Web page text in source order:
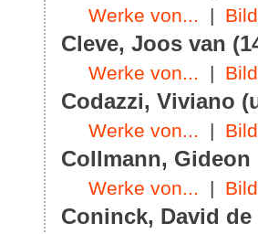
Werke von... |
Cleve, Joos van
Werke von... |
Codazzi, Viviano
Werke von... |
Collmann, Gideon
Werke von... |
Coninck, David de